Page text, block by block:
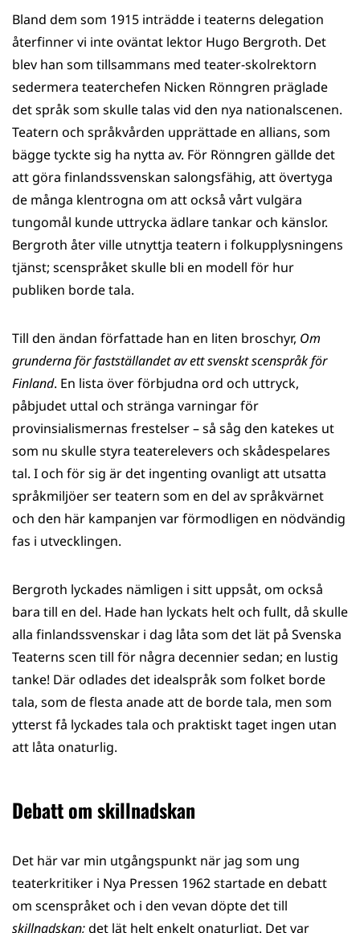
Bland dem som 1915 inträdde i teaterns delegation
återfinner vi inte oväntat lektor Hugo Bergroth. Det
blev han som tillsammans med teater-skolrektorn
sedermera teaterchefen Nicken Rönngren präglade
det språk som skulle talas vid den nya nationalscenen.
Teatern och språkvården upprättade en allians, som
bägge tyckte sig ha nytta av. För Rönngren gällde det
att göra finlandssvenskan salongsfähig, att övertyga
de många klentrogna om att också vårt vulgära
tungomål kunde uttrycka ädlare tankar och känslor.
Bergroth åter ville utnyttja teatern i folkupplysningens
tjänst; scenspråket skulle bli en modell för hur
publiken borde tala.
Till den ändan författade han en liten broschyr, Om
grunderna för fastställandet av ett svenskt scenspråk för
Finland. En lista över förbjudna ord och uttryck,
påbjudet uttal och stränga varningar för
provinsialismernas frestelser – så såg den katekes ut
som nu skulle styra teaterelevers och skådespelares
tal. I och för sig är det ingenting ovanligt att utsatta
språkmiljöer ser teatern som en del av språkvärnet
och den här kampanjen var förmodligen en nödvändig
fas i utvecklingen.
Bergroth lyckades nämligen i sitt uppsåt, om också
bara till en del. Hade han lyckats helt och fullt, då skulle
alla finlandssvenskar i dag låta som det lät på Svenska
Teaterns scen till för några decennier sedan; en lustig
tanke! Där odlades det idealspråk som folket borde
tala, som de flesta anade att de borde tala, men som
ytterst få lyckades tala och praktiskt taget ingen utan
att låta onaturlig.
Debatt om skillnadskan
Det här var min utgångspunkt när jag som ung
teaterkritiker i Nya Pressen 1962 startade en debatt
om scenspråket och i den vevan döpte det till
skillnadskan;det lät helt enkelt onaturligt. Det var